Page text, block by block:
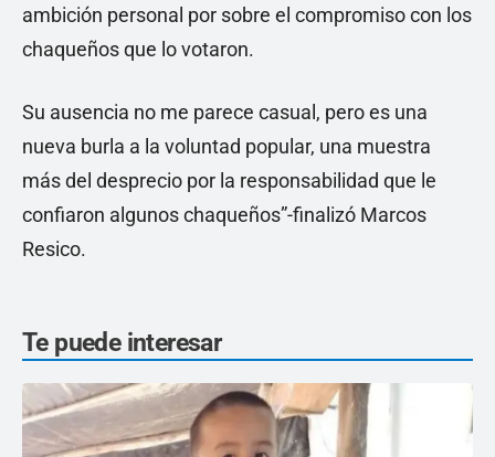
ambición personal por sobre el compromiso con los
chaqueños que lo votaron.
Su ausencia no me parece casual, pero es una
nueva burla a la voluntad popular, una muestra
más del desprecio por la responsabilidad que le
confiaron algunos chaqueños”-finalizó Marcos
Resico.
Te puede interesar